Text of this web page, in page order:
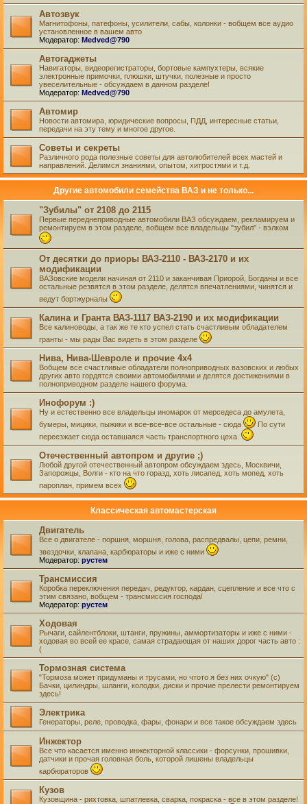
Автозвук
Магнитофоны, патефоны, усилители, сабы, колонки - вобщем все аудио
установленное в вашем авто
Модератор: Medved@790
Автогаджеты
Навигаторы, видеорегистраторы, бортовые кампухтеры, всякие
электронные примочки, плюшки, штучки, полезные и просто
увеселительные - обсуждаем в данном разделе!
Модератор: Medved@790
Автомир
Новости автомира, юридические вопросы, ПДД, интересные статьи,
передачи на эту тему и многое другое.
Советы и секреты
Различного рода полезные советы для автолюбителей всех мастей и
направлений. Делимся знаниями, опытом, хитростями и т.д.
Другие автомобили семейства ВАЗ и не только...
"Зубилы" от 2108 до 2115
Первые переднеприводные автомобили ВАЗ обсуждаем, рекламируем и
ремонтируем в этом разделе, вобщем все владельцы "зубил" - вэлком
От десятки до приоры ВАЗ-2110 - ВАЗ-2170 и их
модификации
ВАЗовские модели начиная от 2110 и заканчивая Приорой, Богданы и все
остальные резвятся в этом разделе, делятся впечатлениями, чинятся и
ведут бортжурналы
Калина и Гранта ВАЗ-1117 ВАЗ-2190 и их модификации
Все калиноводы, а так же те кто успел стать счастливым обладателем
гранты - мы рады Вас видеть в этом разделе
Нива, Нива-Шевроле и прочие 4х4
Вобщем все счастливые обладатели полноприводных вазовских и любых
других авто гордятся своими автомобилями и делятся достижениями в
полноприводном разделе нашего форума.
Инофорум :)
Ну и естественно все владельцы иномарок от мерседеса до амулета,
бумеры, мицики, пыжики и все-все-все остальные - сюда
По сути
переезжает сюда оставшаяся часть транспортного цеха.
Отечественный автопром и другие ;)
Любой другой отечественный автопром обсуждаем здесь, Москвичи,
Запорожцы, Волги - кто на что горазд, хоть лисапед, хоть мопед, хоть
пароплан, примем всех
Классическая автомастерская
Двигатель
Все о двигателе - поршня, моршня, голова, распредвалы, цепи, ремни,
звездочки, клапана, карбюраторы и иже с ними
Модератор: рустем
Трансмиссия
Коробка переключения передач, редуктор, кардан, сцепление и все что с
этим связано, вобщем - трансмиссия господа!
Модератор: рустем
Ходовая
Рычаги, сайлентблоки, штанги, пружины, аммортизаторы и иже с ними -
ходовая во всей ее красе, самая страдающая от наших дорог часть авто :
(
Тормозная система
"Тормоза может придуманы и трусами, но чтото я без них очкую" (с)
Бачки, цилиндры, шланги, колодки, диски и прочие прелести ремонтируем
здесь!
Электрика
Генераторы, реле, проводка, фары, фонари и все такое обсуждаем здесь
Инжектор
Все что касается именно инжекторной классики - форсунки, прошивки,
датчики и прочая головная боль, которой лишены владельцы
карбюраторов
Кузов
Кузовщина - рихтовка, шпатлевка, сварка, покраска - все в этом разделе!